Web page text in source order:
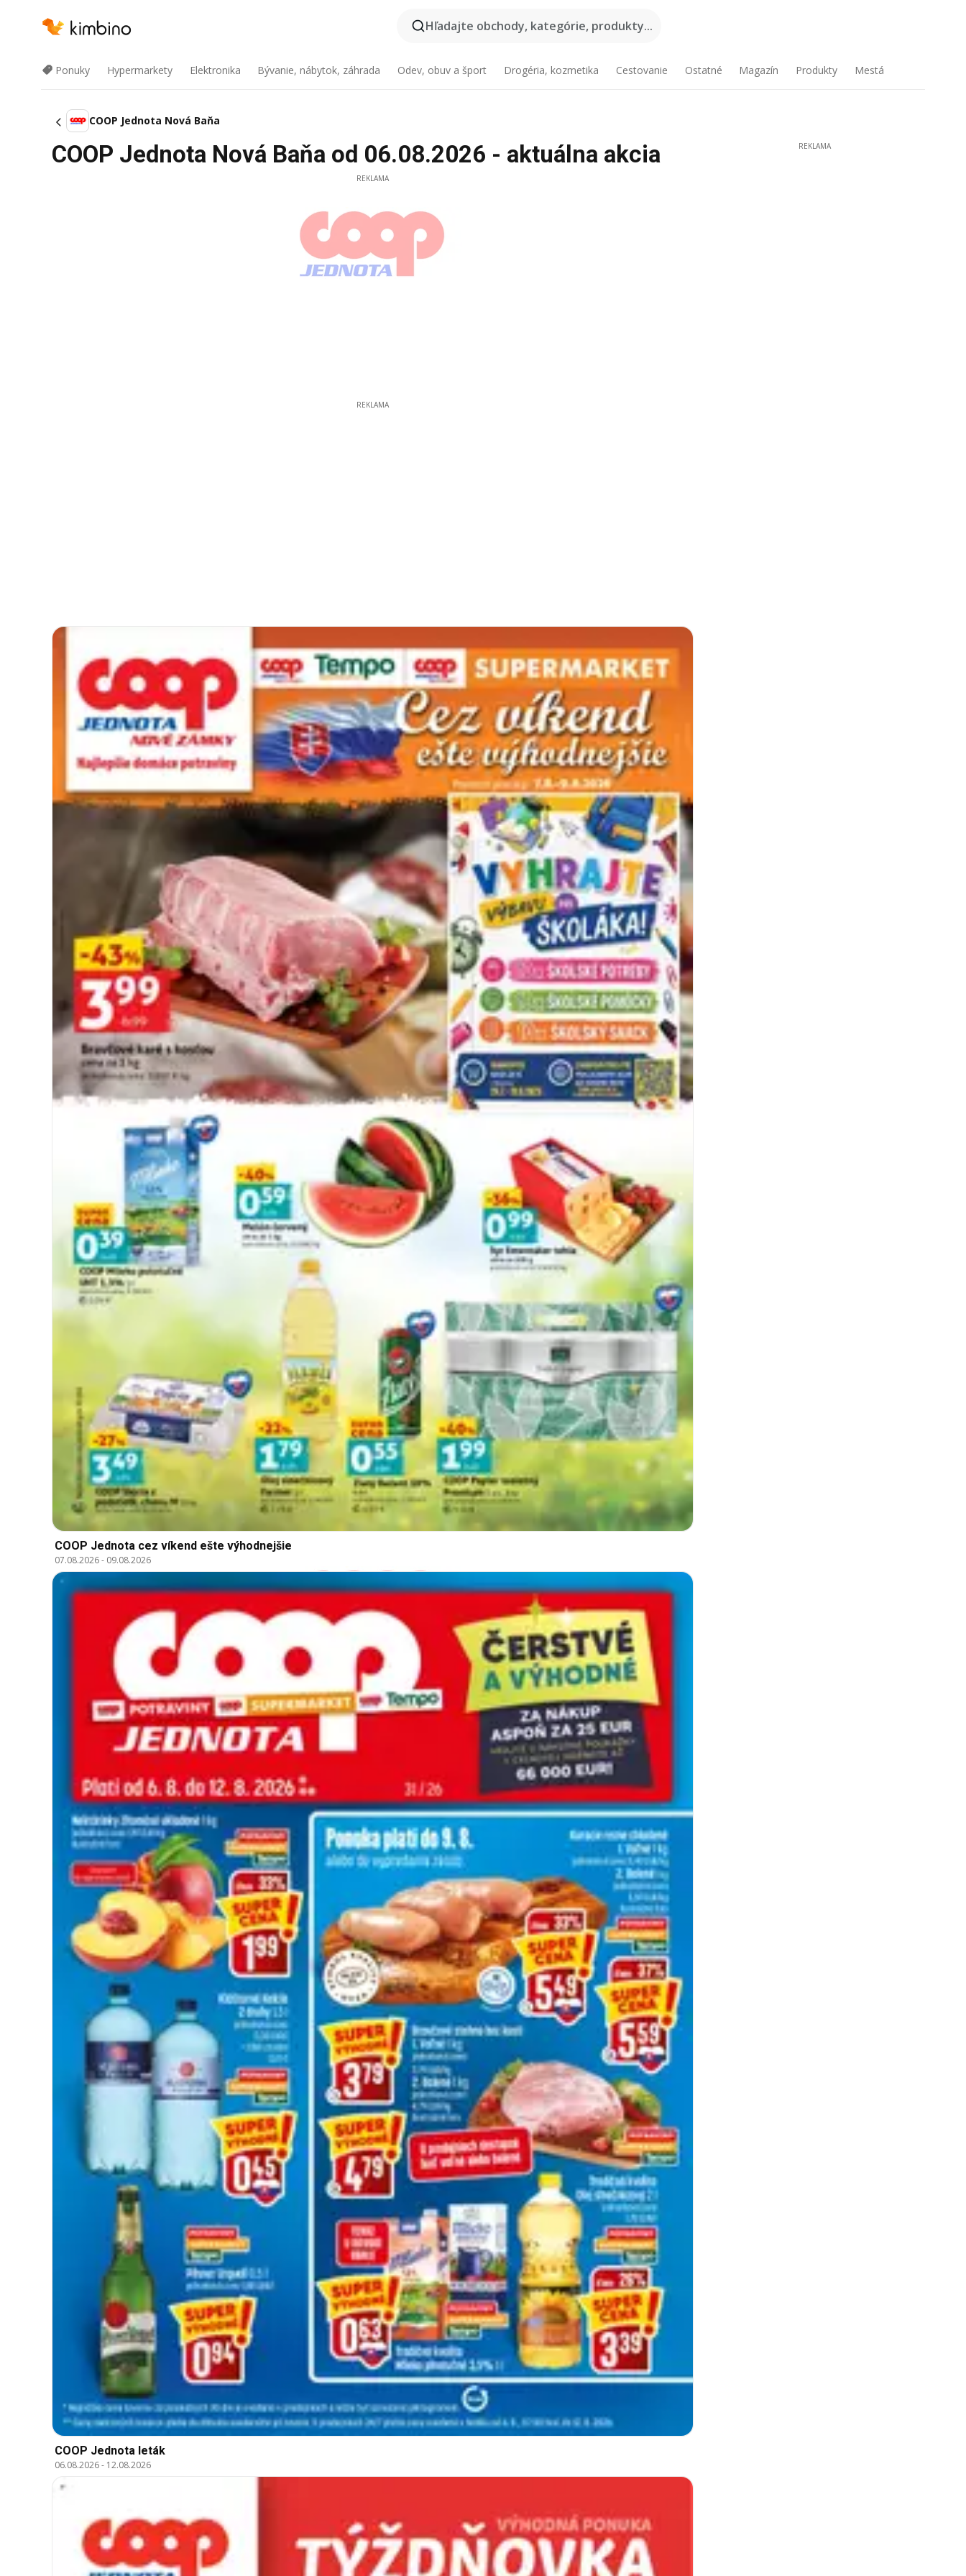
Hľadajte obchody, kategórie, produkty...
Ponuky Hypermarkety Elektronika Bývanie, nábytok, záhrada Odev, obuv a šport Drogéria, kozmetika Cestovanie Ostatné Magazín Produkty Mestá
COOP Jednota Nová Baňa
COOP Jednota Nová Baňa od 06.08.2026 - aktuálna akcia
REKLAMA
REKLAMA
COOP Jednota cez víkend ešte výhodnejšie
07.08.2026- 09.08.2026
COOP Jednota leták
06.08.2026- 12.08.2026
REKLAMA